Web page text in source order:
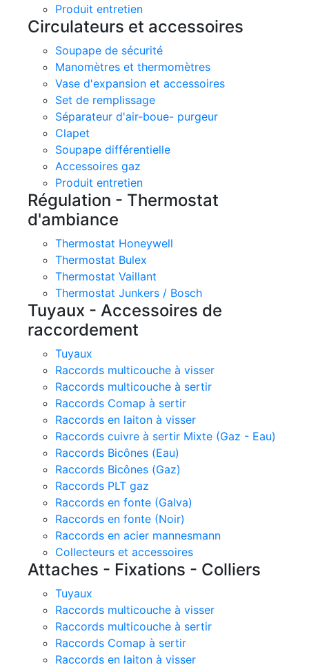
Produit entretien
Circulateurs et accessoires
Soupape de sécurité
Manomètres et thermomètres
Vase d'expansion et accessoires
Set de remplissage
Séparateur d'air-boue- purgeur
Clapet
Soupape différentielle
Accessoires gaz
Produit entretien
Régulation - Thermostat
d'ambiance
Thermostat Honeywell
Thermostat Bulex
Thermostat Vaillant
Thermostat Junkers / Bosch
Tuyaux - Accessoires de
raccordement
Tuyaux
Raccords multicouche à visser
Raccords multicouche à sertir
Raccords Comap à sertir
Raccords en laiton à visser
Raccords cuivre à sertir Mixte (Gaz - Eau)
Raccords Bicônes (Eau)
Raccords Bicônes (Gaz)
Raccords PLT gaz
Raccords en fonte (Galva)
Raccords en fonte (Noir)
Raccords en acier mannesmann
Collecteurs et accessoires
Attaches - Fixations - Colliers
Tuyaux
Raccords multicouche à visser
Raccords multicouche à sertir
Raccords Comap à sertir
Raccords en laiton à visser